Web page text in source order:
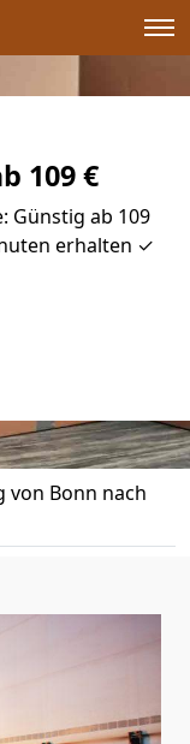
109 €
Günstig ab 109
erhalten ✓
von Bonn nach